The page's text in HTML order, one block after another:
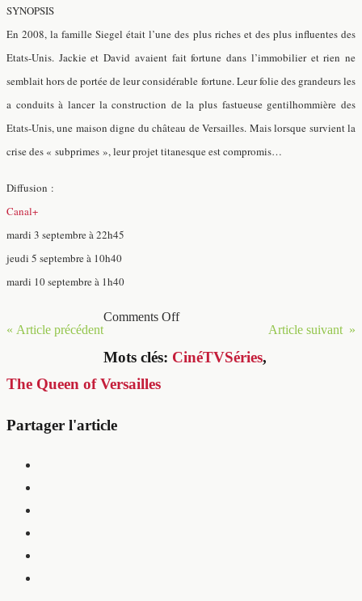
SYNOPSIS
En 2008, la famille Siegel était l’une des plus riches et des plus influentes des
Etats-Unis. Jackie et David avaient fait fortune dans l’immobilier et rien ne
semblait hors de portée de leur considérable fortune. Leur folie des grandeurs les
a conduits à lancer la construction de la plus fastueuse gentilhommière des
Etats-Unis, une maison digne du château de Versailles. Mais lorsque survient la
crise des « subprimes », leur projet titanesque est compromis…
Diffusion :
Canal+
mardi 3 septembre à 22h45
jeudi 5 septembre à 10h40
mardi 10 septembre à 1h40
« Article précédent Article suivant »
Comments Off
Mots clés: CinéTVSéries,
The Queen of Versailles
Partager l'article